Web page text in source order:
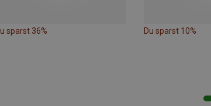
sparst 36% Du sparst 10%